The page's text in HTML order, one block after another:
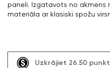
paneli. Izgatavots no
materiāla ar klasiski spožu
Uzkrājiet 26.50